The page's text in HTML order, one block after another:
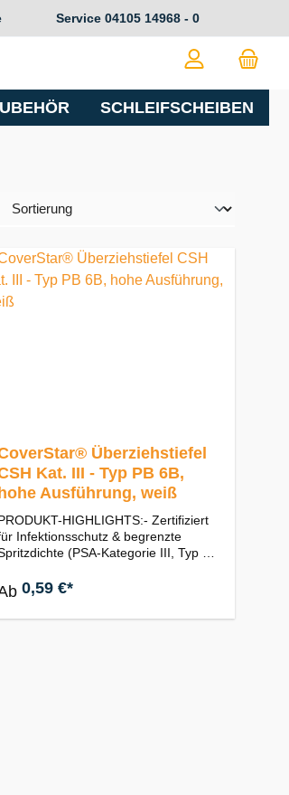
Service 04105 14968 - 0
SCHLEIFSCHEIBEN
Überziehstiefel
Kat. III - Typ PB 6B,
hohe Ausführung, weiß
HIGHLIGHTS:- Zertifiziert
Infektionsschutz & begrenzte
(PSA-Kategorie III, Typ PB
partikelabweisend (hochwertiges
Filmlaminat für
Schutz)- sicherer Halt &
0,59 €*